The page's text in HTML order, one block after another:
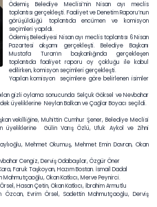
Ödemiş Belediye Meclisi’nin Nisan ayı meclis
toplantısı gerçekleşti. Faaliyet ve Denetim Raporu’nun
görüşüldüğü toplantıda encümen ve komisyon
seçimleri yapıldı.
Ödemiş Belediyesi Nisan ayı meclis toplantısı 6 Nisan
Pazartesi akşamı gerçekleşti. Belediye Başkanı
Mustafa Turan’ın başkanlığında gerçekleşen
toplantıda faaliyet raporu oy çokluğu ile kabul
edilirken, komisyon seçimleri gerçekleşti.
Yapılan komisyon seçimlere göre belirlenen isimler
gizli oylama sonucunda Selçuk Göksel ve Nevbahar
üyeliklerine Neylan Balkan ve Çağlar Boyacı seçildi.
vekilliğine, Muhittin Cumhur Şener, Belediye Meclisi
üyeliklerine Gülin Varış Özlü, Ufuk Aykol ve Zihni
Mehmet Okumuş, Mehmet Emin Davran, Okan
Cengiz, Derviş Odabaşılar, Özgür Öner
Faruk Taşkoyan, Hazım Bostan. İsmail Dadal
Mahmutçaoğlu, Okan Katkıcı, Merve Peynirci.
Hasan Çetin, Okan Katkıcı, İbrahim Armutlu
Özcan, Evrim Örsel, Sadettin Mahmutçaoğlu, Derviş